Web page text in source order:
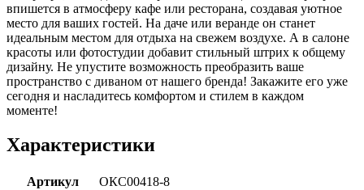
впишется в атмосферу кафе или ресторана, создавая уютное
место для ваших гостей. На даче или веранде он станет
идеальным местом для отдыха на свежем воздухе. А в салоне
красоты или фотостудии добавит стильный штрих к общему
дизайну. Не упустите возможность преобразить ваше
пространство с диваном от нашего бренда! Закажите его уже
сегодня и насладитесь комфортом и стилем в каждом
моменте!
Характеристики
Артикул
ОКС00418-8